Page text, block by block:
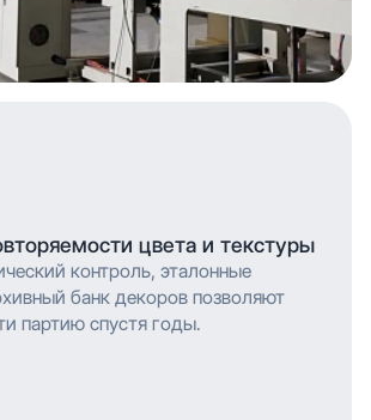
цвета и текстуры
контроль, эталонные
банк декоров позволяют
партию спустя годы.